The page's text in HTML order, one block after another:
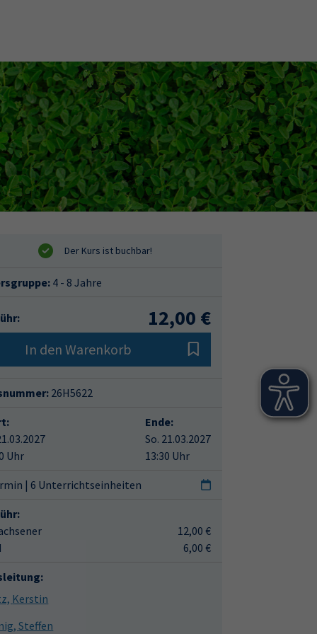
4 - 8 Jahre
12,00 €
In den Warenkorb
26H5622
Uhr
Ende:
So. 21.03.2027
13:30 Uhr
| 6 Unterrichtseinheiten
12,00 €
6,00 €
Aretz, Kerstin
Jähnig, Steffen